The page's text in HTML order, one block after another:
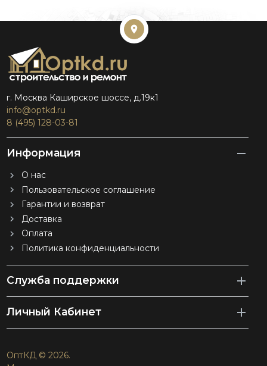
г. Москва Каширское шоссе, д.19к1
info@optkd.ru
8 (495) 128-03-81
Информация
О нас
Пользовательское соглашение
Гарантии и возврат
Доставка
Оплата
Политика конфиденциальности
Служба поддержки
Личный Кабинет
ОптКД © 2026.